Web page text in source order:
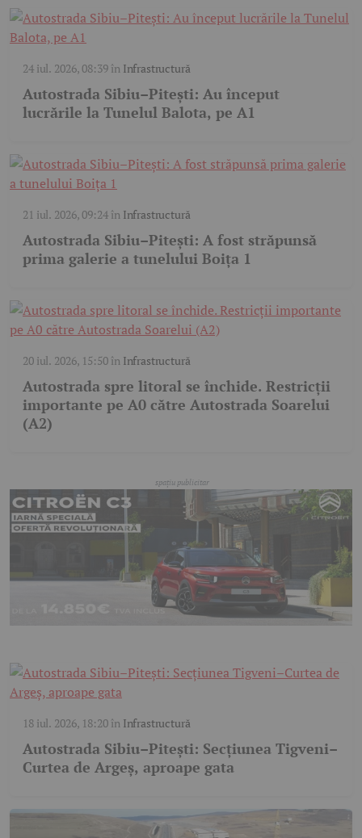
24 iul. 2026, 08:39în Infrastructură
Autostrada Sibiu–Pitești: Au început
lucrările la Tunelul Balota, pe A1
21 iul. 2026, 09:24în Infrastructură
Autostrada Sibiu–Pitești: A fost străpunsă
prima galerie a tunelului Boița 1
20 iul. 2026, 15:50în Infrastructură
Autostrada spre litoral se închide. Restricții
importante pe A0 către Autostrada Soarelui
(A2)
18 iul. 2026, 18:20în Infrastructură
Autostrada Sibiu–Pitești: Secțiunea Tigveni–
Curtea de Argeș, aproape gata